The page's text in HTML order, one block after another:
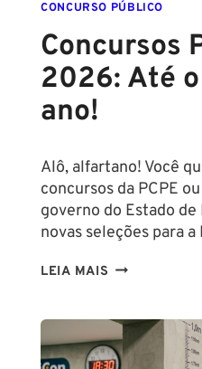
CONCURSO PÚBLICO
Concursos
2026: Até
ano!
Alô, alfartano! Você
concursos da PCPE
governo do Estado
novas seleções para
LEIA MAIS CONCURSOS
PMPE
2026: